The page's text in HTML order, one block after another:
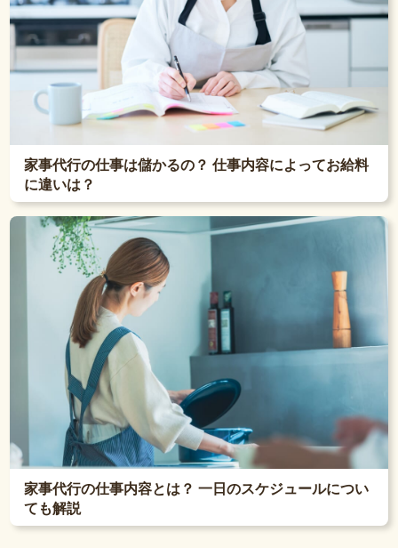
家事代行の仕事は儲かるの？ 仕事内容によってお給料
に違いは？
家事代行の仕事内容とは？ 一日のスケジュールについ
ても解説